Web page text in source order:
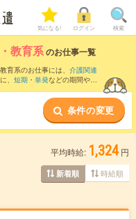
気になる! ログイン 検索
教育系のお仕事一覧
育系のお仕事には、 介護関連
、 短期 ・ 単発などの期間や、
条件の変更
平均時給: 1,324 円
新着順 時給順